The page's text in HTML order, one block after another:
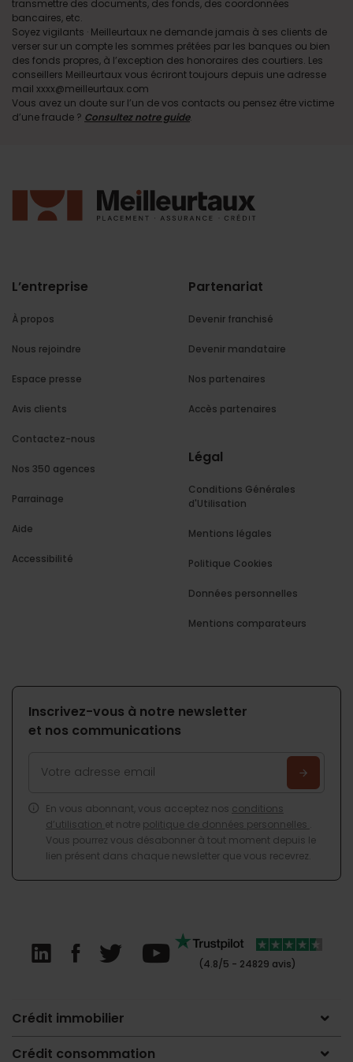
transmettre des documents, des fonds, des coordonnées
bancaires, etc.
Soyez vigilants · Meilleurtaux ne demande jamais à ses clients de
verser sur un compte les sommes prêtées par les banques ou bien
des fonds propres, à l’exception des honoraires des courtiers. Les
conseillers Meilleurtaux vous écriront toujours depuis une adresse
mail xxxx@meilleurtaux.com
Vous avez un doute sur l’un de vos contacts ou pensez être victime
d’une fraude ? Consultez notre guide.
L’entreprise
À propos
Nous rejoindre
Espace presse
Avis clients
Contactez-nous
Nos 350 agences
Parrainage
Aide
Accessibilité
Partenariat
Devenir franchisé
Devenir mandataire
Nos partenaires
Accès partenaires
Légal
Conditions Générales
d'Utilisation
Mentions légales
Politique Cookies
Données personnelles
Mentions comparateurs
Inscrivez-vous à notre newsletter
et nos communications
En vous abonnant, vous acceptez nos conditions
d’utilisation et notre politique de données personnelles
Vous pourrez vous désabonner à tout moment depuis le
lien présent dans chaque newsletter que vous recevrez.
(4.8/5 - 24829 avis)
Crédit immobilier
Crédit consommation